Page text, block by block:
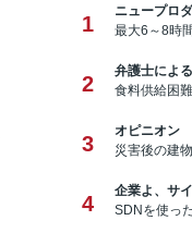
1
ニュープロ
最大6～8時
2
弁護士によ
食料供給困
3
オピニオン
災害後の建
4
企業よ、サ
SDNを使っ